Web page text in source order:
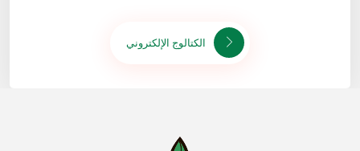
الكتالوج الإلكتروني